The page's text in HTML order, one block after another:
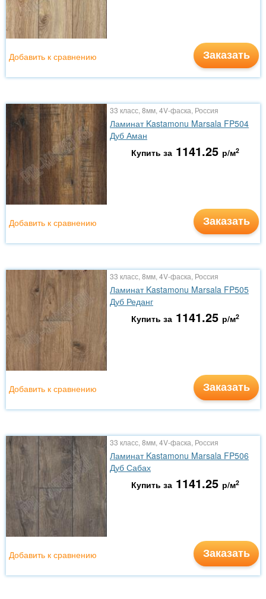
Заказать
Добавить к сравнению
33 класс, 8мм, 4V-фаска, Россия
Ламинат Kastamonu Marsala FP504
Дуб Аман
Купить за 1141.25 р/м2
Заказать
Добавить к сравнению
33 класс, 8мм, 4V-фаска, Россия
Ламинат Kastamonu Marsala FP505
Дуб Реданг
Купить за 1141.25 р/м2
Заказать
Добавить к сравнению
33 класс, 8мм, 4V-фаска, Россия
Ламинат Kastamonu Marsala FP506
Дуб Сабах
Купить за 1141.25 р/м2
Заказать
Добавить к сравнению